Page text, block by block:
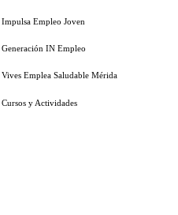
Impulsa Empleo Joven
Generación IN Empleo
Vives Emplea Saludable Mérida
Cursos y Actividades